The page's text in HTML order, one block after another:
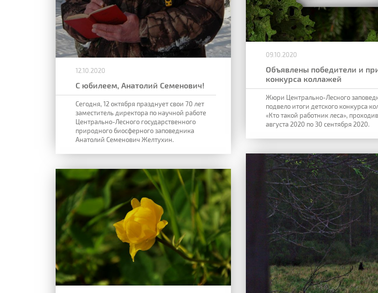
12.10.2020
С юбилеем, Анатолий Семенович!
Сегодня, 12 октября празднует свои 70 лет
заместитель директора по научной работе
Центрально-Лесного государственного
природного биосферного заповедника
Анатолий Семенович Желтухин.
09.10.2020
Объявлены победители и
конкурса коллажей
Жюри Центрально-Лесного
подвело итоги детского конкурса
«Кто такой работник леса»,
августа 2020 по 30 сентября 2020.